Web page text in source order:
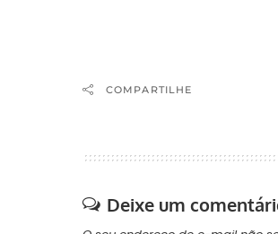
COMPARTILHE
Deixe um